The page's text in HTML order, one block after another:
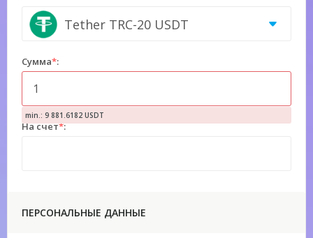
Tether TRC-20 USDT
Сумма*:
min.: 9 881.6182 USDT
На счет*:
ПЕРСОНАЛЬНЫЕ ДАННЫЕ